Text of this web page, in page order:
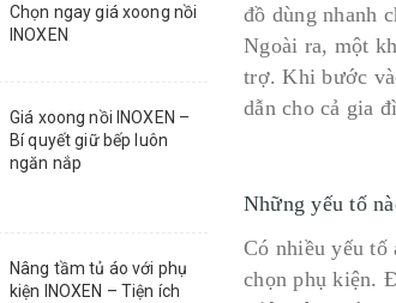
đồ dùng nhanh
Ngoài ra, một
trợ. Khi bước
dẫn cho cả gia
Những yếu tố
Có nhiều yếu tố
chọn phụ kiện.
Chọn ngay giá xoong nồi
INOXEN
Giá xoong nồi INOXEN –
Bí quyết giữ bếp luôn
ngăn nắp
Nâng tầm tủ áo với phụ
kiện INOXEN – Tiện ích